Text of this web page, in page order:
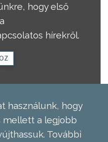
hogy első
hírekről.
használunk, hogy
mellett a legjobb
További